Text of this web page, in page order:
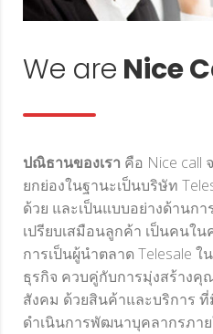
We are Nice
ปณิธานของเรา คือ Nice call
ยกย่องในฐานะเป็นบริษัท
ด้วย และเป็นแบบอย่างด้านก
เปรียบเสมือนลูกค้า เป็นคนใ
การเป็นผู้นำตลาด Telesale
ธุรกิจ ควบคู่กับการมุ่งสร้าง
สังคม ด้วยสินค้าและบริการ
ดำเนินการพัฒนาบุคลากรภา